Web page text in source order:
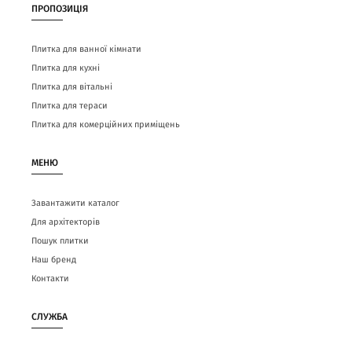
ПРОПОЗИЦІЯ
Плитка для ванної кімнати
Плитка для кухні
Плитка для вітальні
Плитка для тераси
Плитка для комерційних приміщень
МЕНЮ
Завантажити каталог
Для архітекторів
Пошук плитки
Наш бренд
Контакти
СЛУЖБА